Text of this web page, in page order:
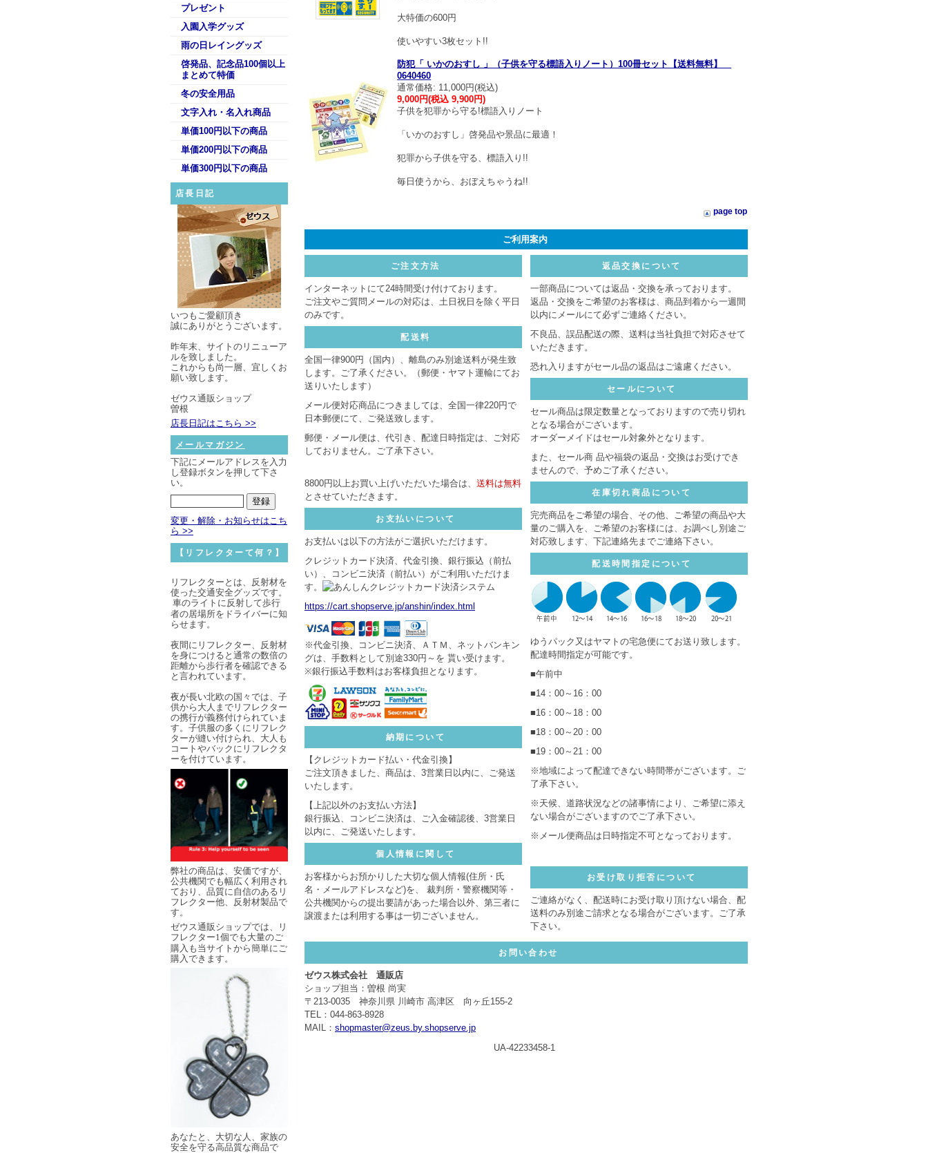
プレゼント
入園入学グッズ
雨の日レイングッズ
啓発品、記念品100個以上
まとめて特価
冬の安全用品
文字入れ・名入れ商品
単価100円以下の商品
単価200円以下の商品
単価300円以下の商品
店長日記
いつもご愛顧頂き
誠にありがとうございます。
昨年末、サイトのリニューア
ルを致しました。
これからも尚一層、宜しくお
願い致します。
ゼウス通販ショップ
曽根
店長日記はこちら >>
メールマガジン
下記にメールアドレスを入力
し登録ボタンを押して下さ
い。
変更・解除・お知らせはこち
ら >>
【リフレクターて何？】
リフレクターとは、反射材を
使った交通安全グッズです。
車のライトに反射して歩行
者の居場所をドライバーに知
らせます。
夜間にリフレクター、反射材
を身につけると通常の数倍の
距離から歩行者を確認できる
と言われています。
夜が長い北欧の国々では、子
供から大人までリフレクター
の携行が義務付けられていま
す。子供服の多くにリフレク
ターが縫い付けられ、大人も
コートやバックにリフレクタ
ーを付けています。
弊社の商品は、安価ですが、
公共機関でも幅広く利用され
ており、品質に自信のあるリ
フレクター他、反射材製品で
す。
ゼウス通販ショップでは、リ
フレクター1個でも大量のご
購入も当サイトから簡単にご
購入できます。
あなたと、大切な人、家族の
安全を守る高品質な商品で
大特価の600円
使いやすい3枚セット!!
防犯「 いかのおすし 」（子供を守る標語入りノート）100冊セット【送料無料】
0640460
通常価格: 11,000円(税込)
9,000円(税込 9,900円)
子供を犯罪から守る!標語入りノート
「いかのおすし」啓発品や景品に最適！
犯罪から子供を守る、標語入り!!
毎日使うから、おぼえちゃうね!!
page top
ご利用案内
ご注文方法
インターネットにて24時間受け付けております。
ご注文やご質問メールの対応は、土日祝日を除く平日
のみです。
配送料
全国一律900円（国内）、離島のみ別途送料が発生致
します。ご了承ください。（郵便・ヤマト運輸にてお
送りいたします）
メール便対応商品につきましては、全国一律220円で
日本郵便にて、ご発送致します。
郵便・メール便は、代引き、配達日時指定は、ご対応
しておりません。ご了承下さい。
8800円以上お買い上げいただいた場合は、 送料は無料
とさせていただきます。
お支払いについて
お支払いは以下の方法がご選択いただけます。
クレジットカード決済、代金引換、銀行振込（前払
い）、コンビニ決済（前払い）がご利用いただけま
す。
https://cart.shopserve.jp/anshin/index.html
※代金引換、コンビニ決済、ＡＴＭ、ネットバンキン
グは、手数料として別途330円～を 貰い受けます。
※銀行振込手数料はお客様負担となります。
納期について
【クレジットカード払い・代金引換】
ご注文頂きました、商品は、3営業日以内に、ご発送
いたします。
【上記以外のお支払い方法】
銀行振込、コンビニ決済は、ご入金確認後、3営業日
以内に、ご発送いたします。
個人情報に関して
お客様からお預かりした大切な個人情報(住所・氏
名・メールアドレスなど)を、 裁判所・警察機関等・
公共機関からの提出要請があった場合以外、第三者に
譲渡または利用する事は一切ございません。
返品交換について
一部商品については返品・交換を承っております。
返品・交換をご希望のお客様は、商品到着から一週間
以内にメールにて必ずご連絡ください。
不良品、誤品配送の際、送料は当社負担で対応させて
いただきます。
恐れ入りますがセール品の返品はご遠慮ください。
セールについて
セール商品は限定数量となっておりますので売り切れ
となる場合がございます。
オーダーメイドはセール対象外となります。
また、セール商 品や福袋の返品・交換はお受けでき
ませんので、予めご了承ください。
在庫切れ商品について
完売商品をご希望の場合、その他、ご希望の商品や大
量のご購入を、ご希望のお客様には、お調べし別途ご
対応致します、下記連絡先までご連絡下さい。
配送時間指定について
ゆうパック又はヤマトの宅急便にてお送り致します。
配達時間指定が可能です。
■午前中
■14：00～16：00
■16：00～18：00
■18：00～20：00
■19：00～21：00
※地域によって配達できない時間帯がございます。ご
了承下さい。
※天候、道路状況などの諸事情により、ご希望に添え
ない場合がございますのでご了承下さい。
※メール便商品は日時指定不可となっております。
お受け取り拒否について
ご連絡がなく、配送時にお受け取り頂けない場合、配
送料のみ別途ご請求となる場合がございます。ご了承
下さい。
お問い合わせ
ゼウス株式会社 通販店
ショップ担当：曽根 尚実
〒213-0035 神奈川県 川崎市 高津区 向ヶ丘155-2
TEL：044-863-8928
MAIL： shopmaster@zeus.by.shopserve.jp
UA-42233458-1